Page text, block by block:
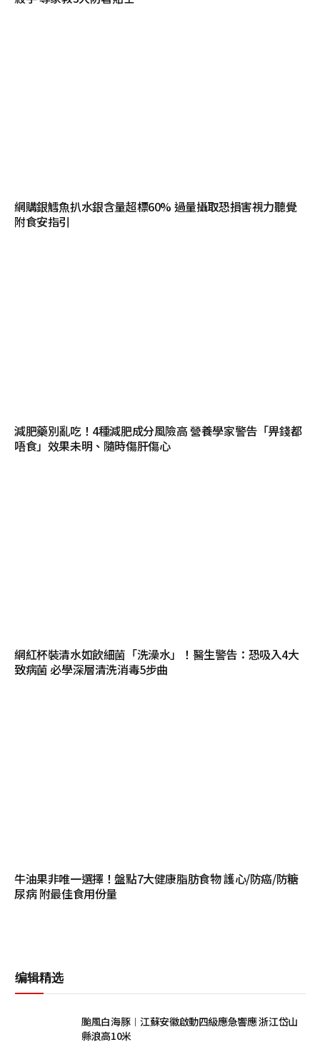
網購銀鱈魚扒水銀含量超標60% 過量攝取恐損害視力聽覺
附食安指引
減肥藥別亂吃！4種減肥成分風險高 營養學家警告「畀錢都
唔食」效果未明、隨時傷肝傷心
網紅杯裝清水如飲細菌「洗澡水」！醫生警告：恐吸入4大
致病菌 必學深層清洗消毒5步曲
牛油果非唯一選擇！盤點7大健康脂肪食物 護心/防癌/防糖
尿病 附最佳食用份量
编辑精选
颱風白海豚︱江蘇安徽啟動四級應急響應 浙江岱山
縣浪高10米